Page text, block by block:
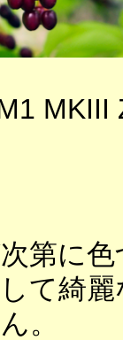
MKIII
第に
て綺
。